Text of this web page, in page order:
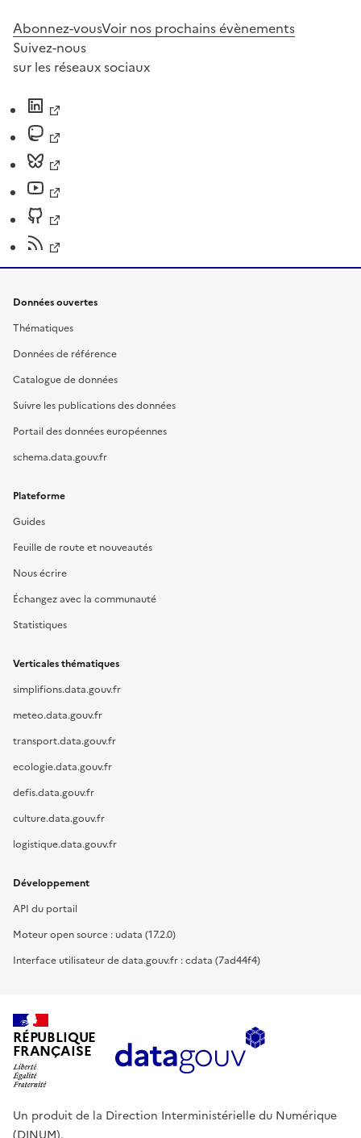
Abonnez-vousVoir nos prochains évènements
Suivez-nous
sur les réseaux sociaux
Données ouvertes
Thématiques
Données de référence
Catalogue de données
Suivre les publications des données
Portail des données européennes
schema.data.gouv.fr
Plateforme
Guides
Feuille de route et nouveautés
Nous écrire
Échangez avec la communauté
Statistiques
Verticales thématiques
simplifions.data.gouv.fr
meteo.data.gouv.fr
transport.data.gouv.fr
ecologie.data.gouv.fr
defis.data.gouv.fr
culture.data.gouv.fr
logistique.data.gouv.fr
Développement
API du portail
Moteur open source : udata (17.2.0)
Interface utilisateur de data.gouv.fr : cdata (7ad44f4)
RÉPUBLIQUE
FRANÇAISE
Un produit de la Direction Interministérielle du Numérique